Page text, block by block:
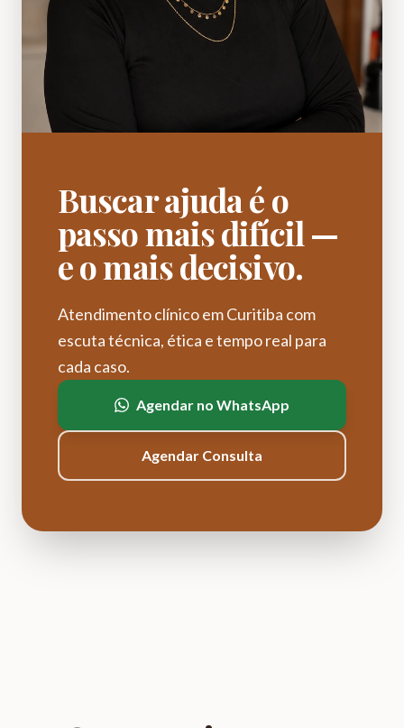
Buscar ajuda é o
passo mais difícil —
e o mais decisivo.
Atendimento clínico em Curitiba com
escuta técnica, ética e tempo real para
cada caso.
Agendar no WhatsApp
Agendar Consulta